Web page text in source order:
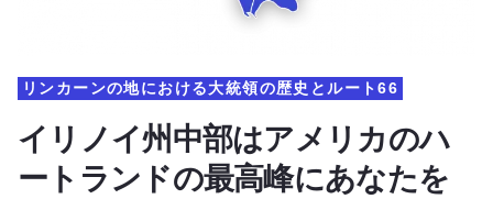
イリノイ州中部はアメリカのハ
ートランドの最高峰にあなたを
リンカーンの地における大統領の歴史とルート66